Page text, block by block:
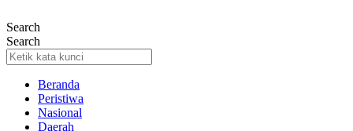
ke
konten
Search
Search
Beranda
Peristiwa
Nasional
Daerah